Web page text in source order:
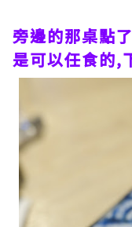
旁邊的那桌點
是可以任食的,